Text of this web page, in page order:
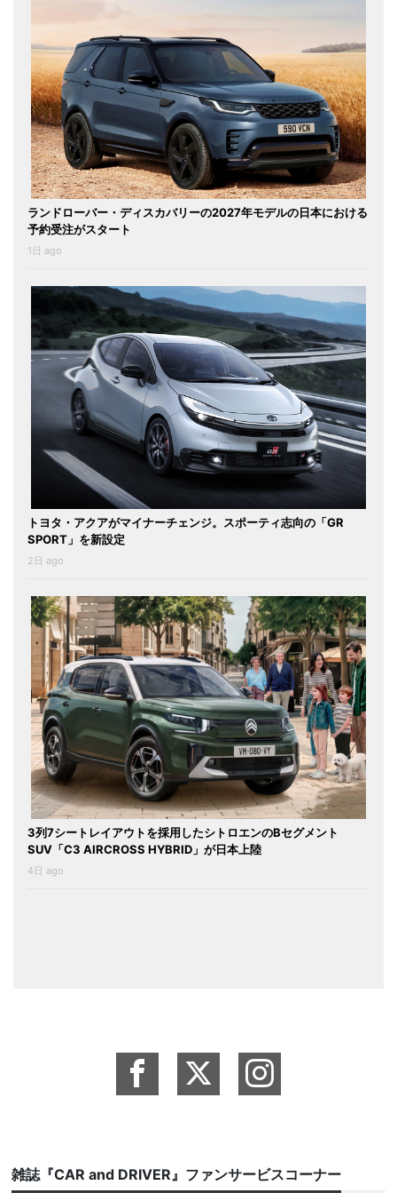
ランドローバー・ディスカバリーの2027年モデルの日本における
予約受注がスタート
1日 ago
トヨタ・アクアがマイナーチェンジ。スポーティ志向の「GR
SPORT」を新設定
2日 ago
3列7シートレイアウトを採用したシトロエンのBセグメント
SUV「C3 AIRCROSS HYBRID」が日本上陸
4日 ago
雑誌『CAR and DRIVER』ファンサービスコーナー